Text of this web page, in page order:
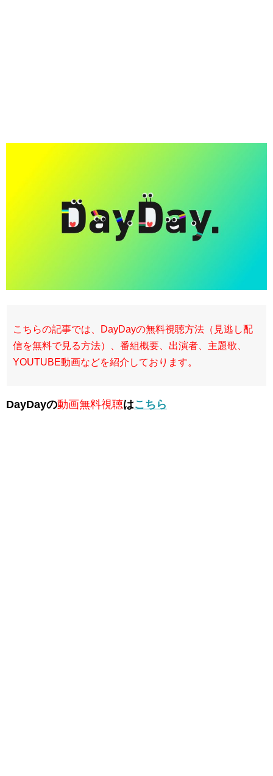
こちらの記事では、DayDayの無料視聴方法（見逃し配
信を無料で見る方法）、番組概要、出演者、主題歌、
YOUTUBE動画などを紹介しております。
DayDayの動画無料視聴はこちら